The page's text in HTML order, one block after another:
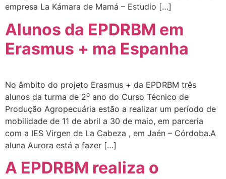
empresa La Kámara de Mamá – Estudio […]
Alunos da EPDRBM em
Erasmus + ma Espanha
No âmbito do projeto Erasmus + da EPDRBM três
alunos da turma de 2⁰ ano do Curso Técnico de
Produção Agropecuária estão a realizar um período de
mobilidade de 11 de abril a 30 de maio, em parceria
com a IES Virgen de La Cabeza , em Jaén – Córdoba.A
aluna Aurora está a fazer […]
A EPDRBM realiza o